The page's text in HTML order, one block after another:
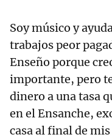
Soy músico y
trabajos peor
Enseño porque
importante, pero
dinero a una tasa
en el Ensanche,
casa al final de